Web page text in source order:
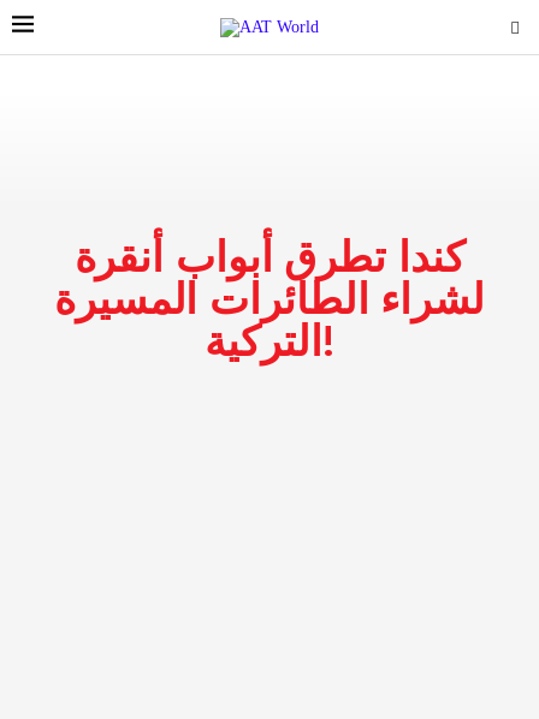
كندا تطرق أبواب أنقرة
لشراء الطائرات المسيرة
التركية!